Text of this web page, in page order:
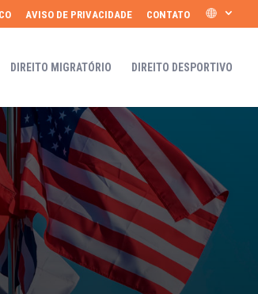
AVISO DE PRIVACIDADE CONTATO
DIREITO MIGRATÓRIO DIREITO DESPORTIVO